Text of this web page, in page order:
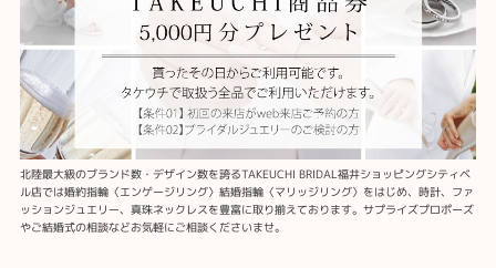
北陸最大級のブランド数・デザイン数を誇るTAKEUCHI BRIDAL福井ショッピングシティベ
ル店では婚約指輪〈エンゲージリング〉結婚指輪〈マリッジリング〉をはじめ、時計、ファ
ッションジュエリー、真珠ネックレスを豊富に取り揃えております。サプライズプロポーズ
やご結婚式の相談などお気軽にご相談くださいませ。